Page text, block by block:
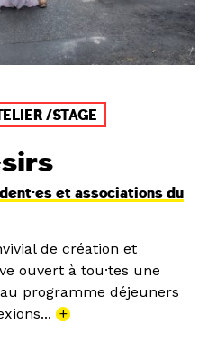
/STAGE
et associations du
de création et
ouvert à tou·tes une
programme déjeuners
+